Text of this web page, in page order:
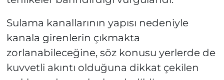
Sulama kanallarının yapısı nedeniyle
kanala girenlerin çıkmakta
zorlanabileceğine, söz konusu yerlerde de
kuvvetli akıntı olduğuna dikkat çekilen